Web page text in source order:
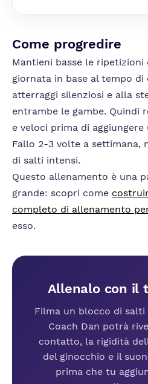
Come progredire
Mantieni basse le
giornata in base al tempo
atterraggi silenziosi e alla
entrambe le gambe. Quindi
e veloci prima di
Fallo 2-3 volte a settimana,
di salti intensi.
Questo allenamento è una
grande: scopri come
completo di allenamento
esso.
Allenalo con il
Filma un blocco di salti
Coach Dan potrà
contatto, la rigidità
del ginocchio e il
prima che tu